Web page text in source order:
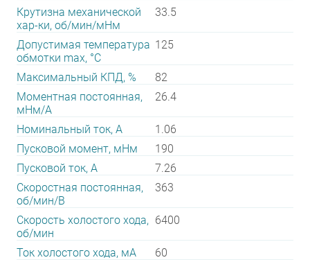
Крутизна механической
хар-ки, об/мин/мНм
33.5
Допустимая температура
обмотки max, °С
125
Максимальный КПД, %
82
Моментная постоянная,
мНм/А
26.4
Номинальный ток, А
1.06
Пусковой момент, мНм
190
Пусковой ток, А
7.26
Скоростная постоянная,
об/мин/В
363
Скорость холостого хода,
об/мин
6400
Ток холостого хода, мА
60